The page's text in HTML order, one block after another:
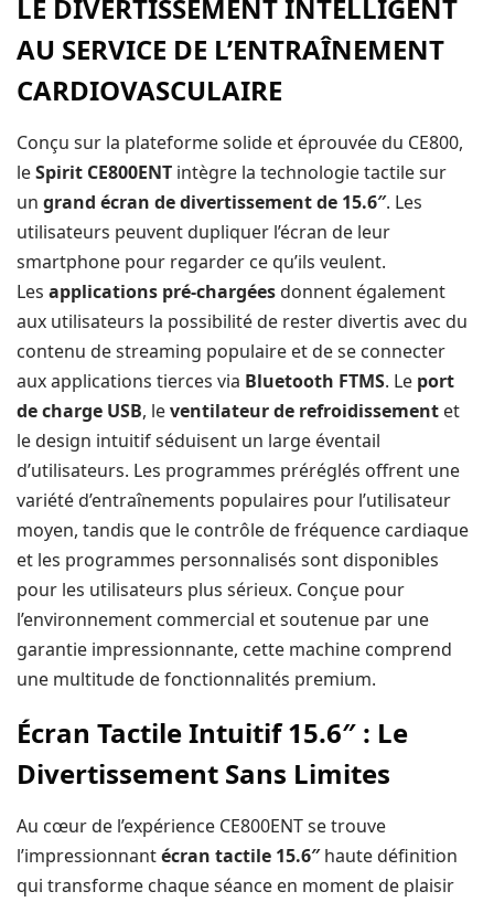
LE DIVERTISSEMENT INTELLIGENT
AU SERVICE DE L’ENTRAÎNEMENT
CARDIOVASCULAIRE
Conçu sur la plateforme solide et éprouvée du CE800,
leSpirit CE800ENT intègre la technologie tactile sur
ungrand écran de divertissement de 15.6″. Les
utilisateurs peuvent dupliquer l’écran de leur
smartphone pour regarder ce qu’ils veulent.
Lesapplications pré-chargéesdonnent également
aux utilisateurs la possibilité de rester divertis avec du
contenu de streaming populaire et de se connecter
aux applications tierces via Bluetooth FTMS. Le port
de charge USB, leventilateur de refroidissement et
le design intuitif séduisent un large éventail
d’utilisateurs. Les programmes préréglés offrent une
variété d’entraînements populaires pour l’utilisateur
moyen, tandis que le contrôle de fréquence cardiaque
et les programmes personnalisés sont disponibles
pour les utilisateurs plus sérieux. Conçue pour
l’environnement commercial et soutenue par une
garantie impressionnante, cette machine comprend
une multitude de fonctionnalités premium.
Écran Tactile Intuitif 15.6″ : Le
Divertissement Sans Limites
Au cœur de l’expérience CE800ENT se trouve
l’impressionnantécran tactile 15.6″haute définition
qui transforme chaque séance en moment de plaisir